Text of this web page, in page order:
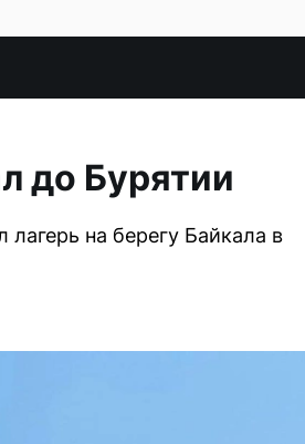
до Бурятии
на берегу Байкала в